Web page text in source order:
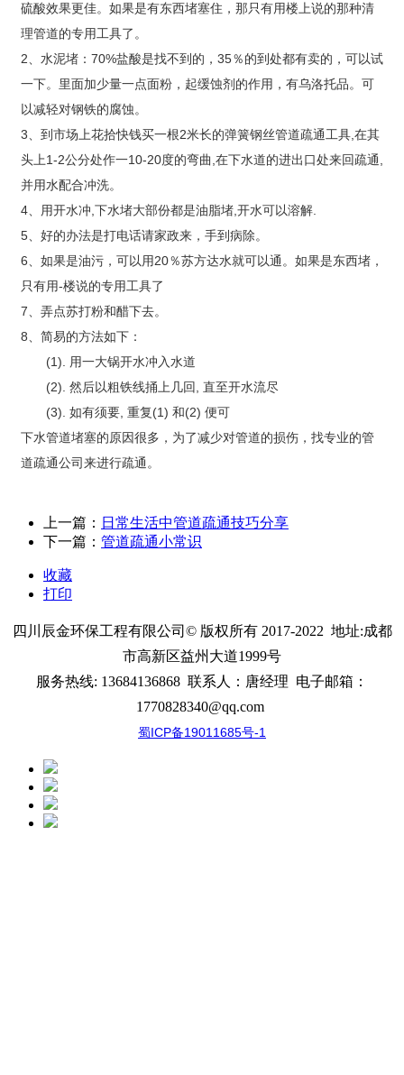
硫酸效果更佳。如果是有东西堵塞住，那只有用楼上说的那种清
理管道的专用工具了。
2、水泥堵：70%盐酸是找不到的，35％的到处都有卖的，可以试
一下。里面加少量一点面粉，起缓蚀剂的作用，有乌洛托品。可
以减轻对钢铁的腐蚀。
3、到市场上花拾快钱买一根2米长的弹簧钢丝管道疏通工具,在其
头上1-2公分处作一10-20度的弯曲,在下水道的进出口处来回疏通,
并用水配合冲洗。
4、用开水冲,下水堵大部份都是油脂堵,开水可以溶解.
5、好的办法是打电话请家政来，手到病除。
6、如果是油污，可以用20％苏方达水就可以通。如果是东西堵，
只有用-楼说的专用工具了
7、弄点苏打粉和醋下去。
8、简易的方法如下：
(1). 用一大锅开水冲入水道
(2). 然后以粗铁线捅上几回, 直至开水流尽
(3). 如有须要, 重复(1) 和(2) 便可
下水管道堵塞的原因很多，为了减少对管道的损伤，找专业的管
道疏通公司来进行疏通。
上一篇： 日常生活中管道疏通技巧分享
下一篇： 管道疏通小常识
收藏
打印
四川辰金环保工程有限公司 © 版权所有 2017-2022 地址:成都
市高新区益州大道1999号
服务热线: 13684136868 联系人：唐经理 电子邮箱：
1770828340@qq.com
蜀ICP备19011685号-1